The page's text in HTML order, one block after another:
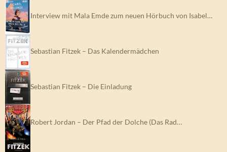
Interview mit Mala Emde zum neuen Hörbuch von Isabel…
Sebastian Fitzek – Das Kalendermädchen
Sebastian Fitzek – Die Einladung
Robert Jordan – Der Pfad der Dolche (Das Rad…